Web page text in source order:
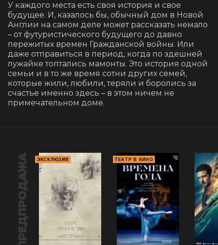
У каждого места есть своя история и свое
будущее. И, казалось бы, обычный дом в Новой
Англии на самом деле может рассказать немало
– от футуристического будущего до давно
пережитых времен Гражданской войны. Или
даже отправиться в период, когда по здешней
лужайке топтались мамонты. Это история одной
семьи и в то же время сотни других семей,
которые жили, любили, теряли и боролись за
счастье именно здесь – в этом ничем не
примечательном доме.
ПРЕДПРОДАЖА ЭКСКЛЮЗИВ ТЕАТР В КИНО